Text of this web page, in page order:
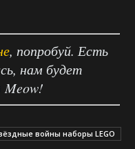
, попробуй. Есть
нам будет
Meow!
войны наборы LEGO